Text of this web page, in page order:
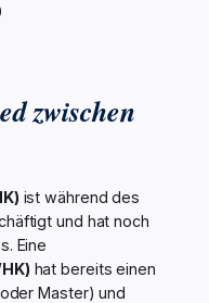
zwischen
ist während des
und hat noch
Eine
hat bereits einen
Master) und